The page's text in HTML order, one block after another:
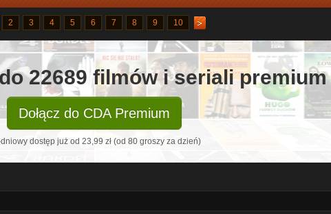
2 3 4 5 6 7 8 9 10
22689 filmów i seriali premium
Dołącz do CDA Premium
dostęp już od 23,99 zł (od 80 groszy za dzień)